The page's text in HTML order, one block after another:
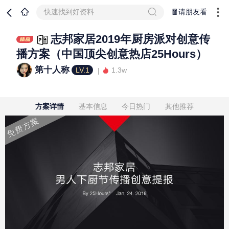
快速找到好资料 🧧请朋友看
志邦家居2019年厨房派对创意传
播方案（中国顶尖创意热店25Hours）
第十人称 LV.1 1.3w
方案详情 基本信息 今日热门 其他推荐